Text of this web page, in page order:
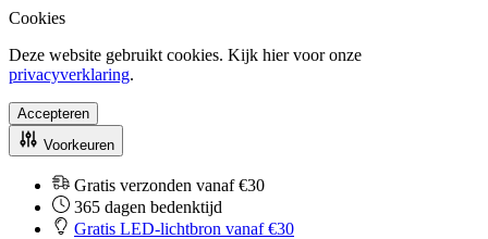
Cookies
Deze website gebruikt cookies. Kijk hier voor onze
privacyverklaring.
Accepteren
Voorkeuren
Gratis verzonden vanaf €30
365 dagen bedenktijd
Gratis LED-lichtbron vanaf €30